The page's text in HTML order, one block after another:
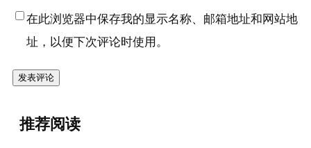
在此浏览器中保存我的显示名称、邮箱地址和网站地
址，以便下次评论时使用。
推荐阅读